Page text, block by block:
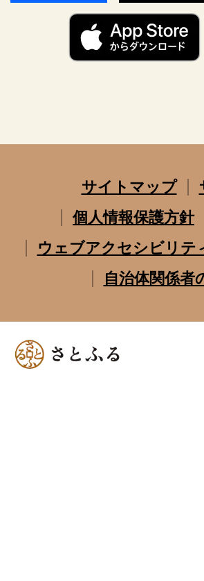
サイトマップ
個人情報保護方針
ウェブアクセシビリテ
自治体関係者